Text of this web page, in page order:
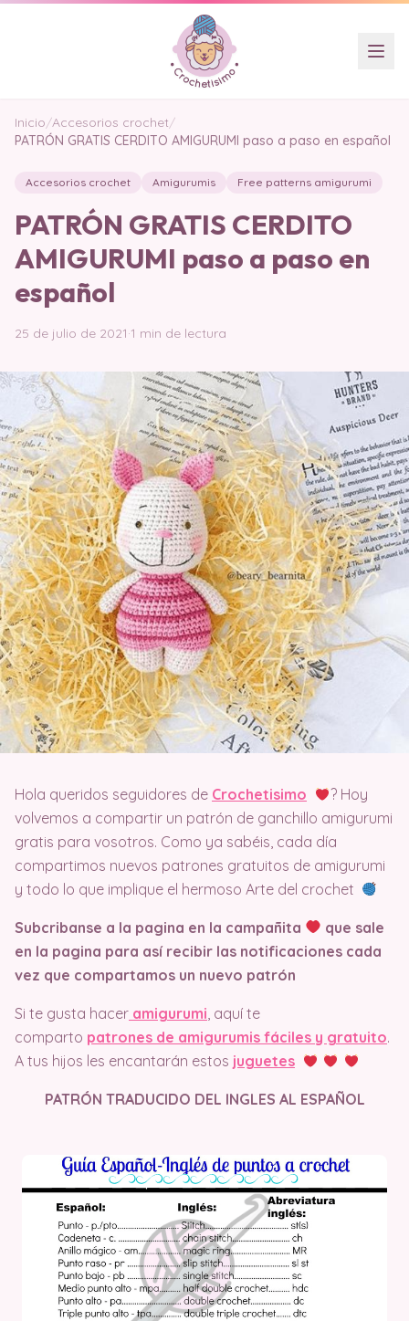
Inicio/Accesorios crochet/
PATRÓN GRATIS CERDITO AMIGURUMI paso a paso en español
Accesorios crochet Amigurumis Free patterns amigurumi
PATRÓN GRATIS CERDITO
AMIGURUMI paso a paso en
español
25 de julio de 2021·1 min de lectura
Hola queridos seguidores de Crochetisimo
? Hoy
volvemos a compartir un patrón de ganchillo amigurumi
gratis para vosotros. Como ya sabéis, cada día
compartimos nuevos patrones gratuitos de amigurumi
y todo lo que implique el hermoso Arte del crochet
Subcribanse a la pagina en la campañita
que sale
en la pagina para así recibir las notificaciones cada
vez que compartamos un nuevo patrón
Si te gusta hacer amigurumi , aquí te
comparto patrones de amigurumis fáciles y gratuito.
A tus hijos les encantarán estos juguetes
PATRÓN TRADUCIDO DEL INGLES AL ESPAÑOL